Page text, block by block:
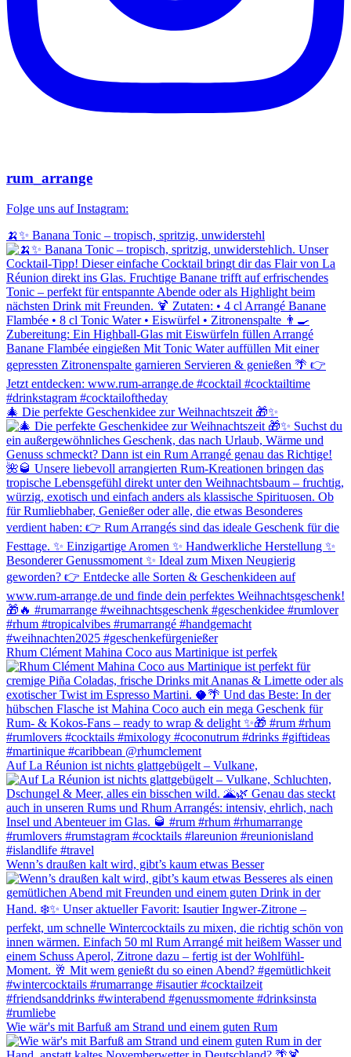
rum_arrange
Folge uns auf Instagram:
🍌✨ Banana Tonic – tropisch, spritzig, unwiderstehl
🎄 Die perfekte Geschenkidee zur Weihnachtszeit 🎁✨
Rhum Clément Mahina Coco aus Martinique ist perfek
Auf La Réunion ist nichts glattgebügelt – Vulkane,
Wenn’s draußen kalt wird, gibt’s kaum etwas Besser
Wie wär's mit Barfuß am Strand und einem guten Rum